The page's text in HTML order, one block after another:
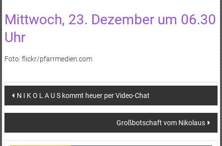
Mittwoch, 23. Dezember um 06.30
Uhr
Foto: flickr/pfarrmedien.com
Post
navigation
N I K O L A U S kommt heuer per Video-Chat
Großbotschaft vom Nikolaus